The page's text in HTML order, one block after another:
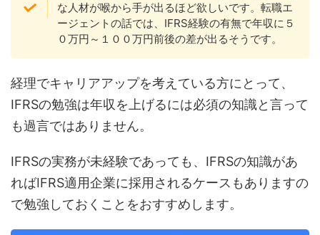
な人材が喉から手が出るほど欲しいです。転職エ
ージェントの話では、IFRS経験の有無で年収に５
０万円～１００万円前後の差が出るそうです。
経理でキャリアアップを考えている方にとって、
IFRSの勉強は年収を上げるには必須の知識と言って
も過言ではありません。
IFRSの実務が未経験であっても、IFRSの知識があ
ればIFRS適用企業に採用されるケースもありますの
で勉強しておくことをおすすめします。